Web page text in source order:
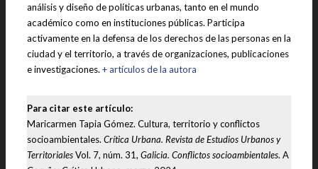
análisis y diseño de políticas urbanas, tanto en el mundo
académico como en instituciones públicas. Participa
activamente en la defensa de los derechos de las personas en la
ciudad y el territorio, a través de organizaciones, publicaciones
e investigaciones. + artículos de la autora
Para citar este artículo:
Maricarmen Tapia Gómez. Cultura, territorio y conflictos
socioambientales. Crítica Urbana. Revista de Estudios Urbanos y
TerritorialesVol. 7, núm. 31, Galicia. Conflictos socioambientales. A